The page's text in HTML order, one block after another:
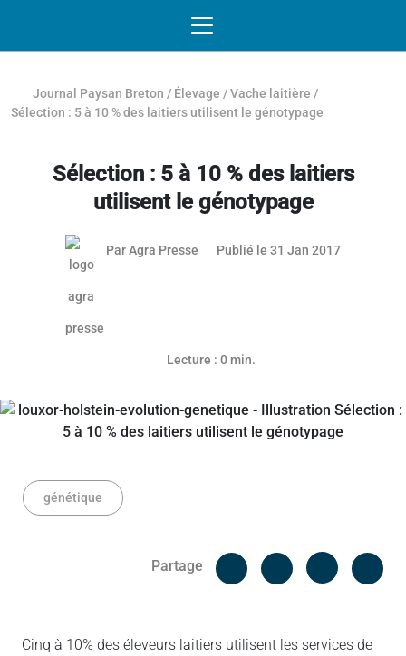
Journal Paysan Breton / Élevage /Vache laitière /
Sélection : 5 à 10 % des laitiers utilisent le génotypage
Sélection : 5 à 10 % des laitiers
utilisent le génotypage
ParAgra Presse Publié le 31 Jan 2017
Lecture : 0 min.
génétique
Partage
Facebook
Cinq à 10% des éleveurs laitiers utilisent les services de